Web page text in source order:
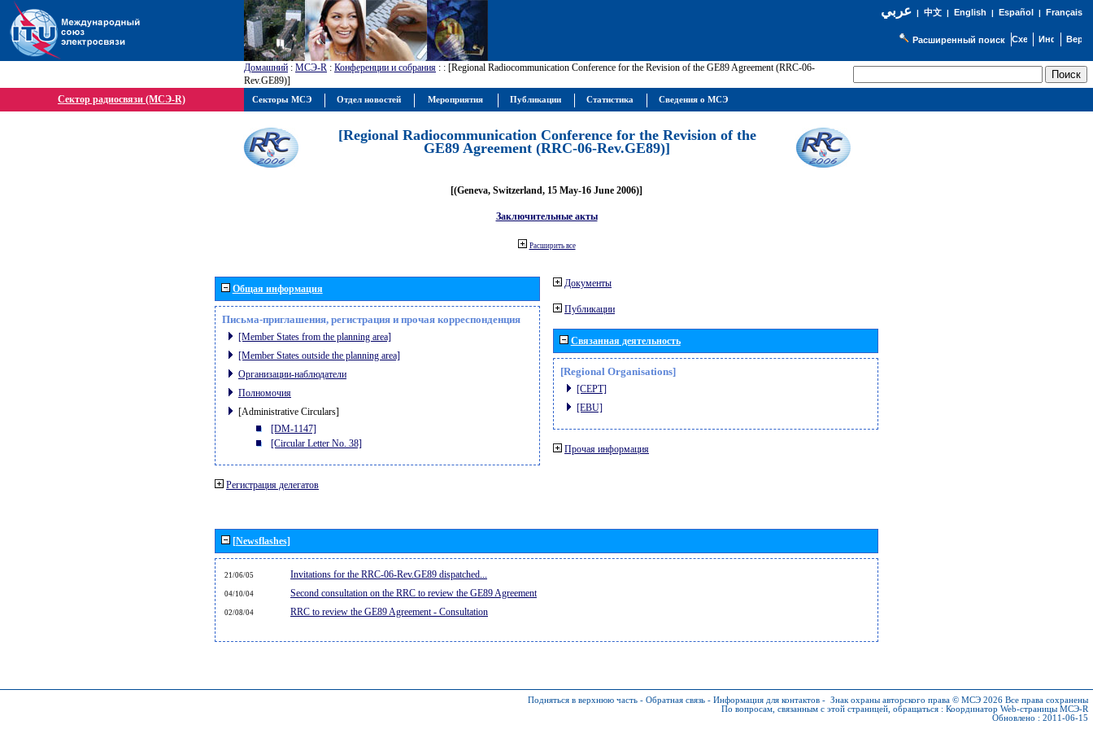
عربي| 中文| English | Español | Français
Расширенный поиск
Домашний : МСЭ-R : Конференции и собрания : : [Regional Radiocommunication Conference for the Revision of the GE89 Agreement (RRC-06-
Rev.GE89)]
Сектор радиосвязи (МСЭ-R)
[Regional Radiocommunication Conference for the Revision of the
GE89 Agreement (RRC-06-Rev.GE89)]
[(Geneva, Switzerland, 15 May-16 June 2006)]
Заключительные акты
Расширить все
Общая информация
Письма-приглашения, регистрация и прочая корреспонденция
[Member States from the planning area]
[Member States outside the planning area]
Организации-наблюдатели
Полномочия
[Administrative Circulars]
[DM-1147]
[Circular Letter No. 38]
Регистрация делегатов
Документы
Публикации
Связанная деятельность
[Regional Organisations]
[CEPT]
[EBU]
Прочая информация
[Newsflashes]
21/06/05 Invitations for the RRC-06-Rev.GE89 dispatched...
04/10/04 Second consultation on the RRC to review the GE89 Agreement
02/08/04 RRC to review the GE89 Agreement - Consultation
Подняться в верхнюю часть - Обратная связь - Информация для контактов - Знак охраны авторского права © МСЭ 2026 Все права сохранены
По вопросам, связанным с этой страницей, обращаться : Координатор Web-страницы МСЭ-R
Обновлено : 2011-06-15
Секторы МСЭ Отдел новостей Мероприятия Публикации Статистика Сведения о МСЭ